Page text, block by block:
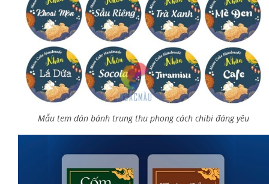
Mẫu tem dán bánh trung thu phong cách chibi đáng yêu